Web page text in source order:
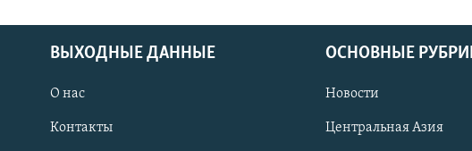
ВЫХОДНЫЕ ДАННЫЕ
О нас
Контакты
ОСНОВНЫЕ
Новости
Центральная Азия